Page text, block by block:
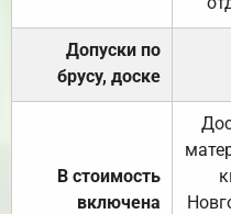
Допуски по
брусу, доске
В стоимость
включена